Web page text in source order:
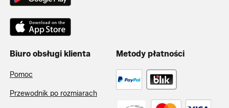
Biuro obsługi klienta
Pomoc
Przewodnik po rozmiarach
Metody płatności